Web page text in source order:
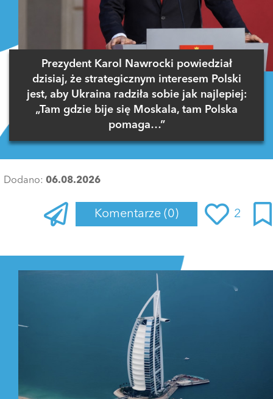
Prezydent Karol Nawrocki powiedział
dzisiaj, że strategicznym interesem Polski
jest, aby Ukraina radziła sobie jak najlepiej:
„Tam gdzie bije się Moskala, tam Polska
pomaga…”
Dodano: 06.08.2026
Komentarze (0) 2